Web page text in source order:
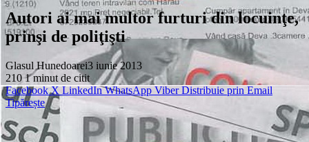
Autori ai mai multor furturi din locuinţe,
prinşi de poliţişti
Glasul Hunedoarei3 iunie 2013
2101 minut de citit
Facebook X LinkedIn WhatsApp Viber Distribuie prin Email
Tipărește